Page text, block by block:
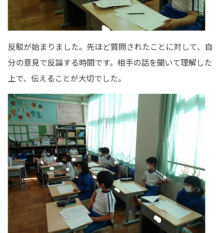
反駁が始まりました。先ほど質問されたことに対して、自
分の意見で反論する時間です。相手の話を聞いて理解した
上で、伝えることが大切でした。